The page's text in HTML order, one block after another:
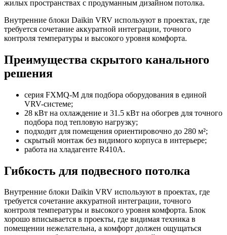
жилых пространствах с продуманным дизайном потолка.
Внутренние блоки Daikin VRV используют в проектах, где
требуется сочетание аккуратной интеграции, точного
контроля температуры и высокого уровня комфорта.
Преимущества скрытого канального
решения
серия FXMQ-M для подбора оборудования в единой
VRV-системе;
28 кВт на охлаждение и 31.5 кВт на обогрев для точного
подбора под тепловую нагрузку;
подходит для помещения ориентировочно до 280 м²;
скрытый монтаж без видимого корпуса в интерьере;
работа на хладагенте R410A.
Гибкость для подвесного потолка
Внутренние блоки Daikin VRV используют в проектах, где
требуется сочетание аккуратной интеграции, точного
контроля температуры и высокого уровня комфорта. Блок
хорошо вписывается в проекты, где видимая техника в
помещении нежелательна, а комфорт должен ощущаться